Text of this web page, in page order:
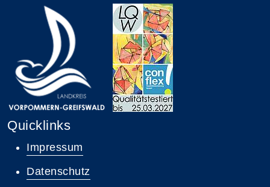
Quicklinks
Impressum
Datenschutz